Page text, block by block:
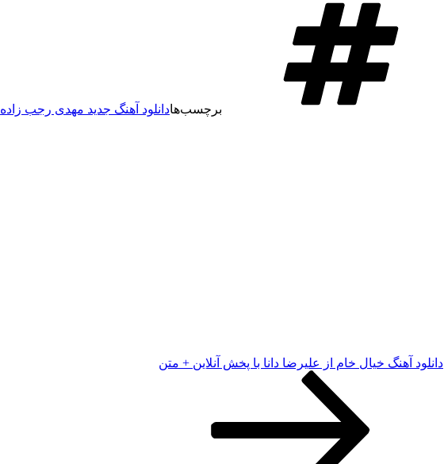
برچسب‌هادانلود آهنگ جدید مهدی رجب زاده
دانلود آهنگ خیال خام از علیرضا دانا با پخش آنلاین + متن